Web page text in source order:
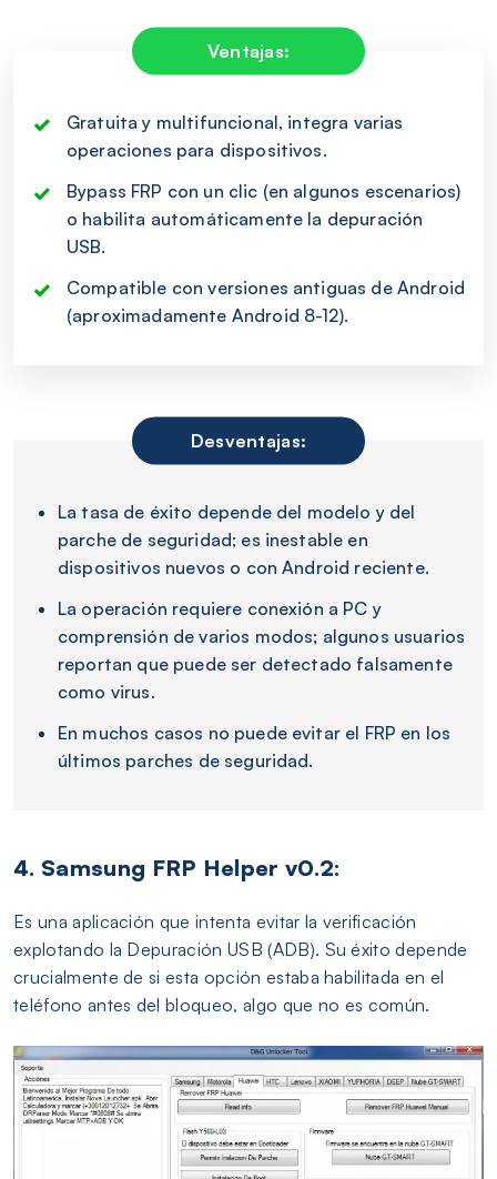
Ventajas:
Gratuita y multifuncional, integra varias
operaciones para dispositivos.
Bypass FRP con un clic (en algunos escenarios)
o habilita automáticamente la depuración
USB.
Compatible con versiones antiguas de Android
(aproximadamente Android 8-12).
Desventajas:
La tasa de éxito depende del modelo y del
parche de seguridad; es inestable en
dispositivos nuevos o con Android reciente.
La operación requiere conexión a PC y
comprensión de varios modos; algunos usuarios
reportan que puede ser detectado falsamente
como virus.
En muchos casos no puede evitar el FRP en los
últimos parches de seguridad.
4. Samsung FRP Helper v0.2:
Es una aplicación que intenta evitar la verificación
explotando la Depuración USB (ADB). Su éxito depende
crucialmente de si esta opción estaba habilitada en el
teléfono antes del bloqueo, algo que no es común.